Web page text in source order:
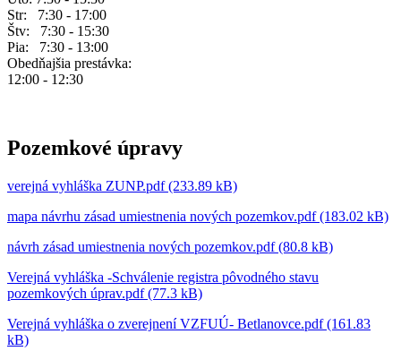
Str: 7:30 - 17:00
Štv: 7:30 - 15:30
Pia: 7:30 - 13:00
Obedňajšia prestávka:
12:00 - 12:30
Pozemkové úpravy
verejná vyhláška ZUNP.pdf (233.89 kB)
mapa návrhu zásad umiestnenia nových pozemkov.pdf (183.02 kB)
návrh zásad umiestnenia nových pozemkov.pdf (80.8 kB)
Verejná vyhláška -Schválenie registra pôvodného stavu
pozemkových úprav.pdf (77.3 kB)
Verejná vyhláška o zverejnení VZFUÚ- Betlanovce.pdf (161.83
kB)